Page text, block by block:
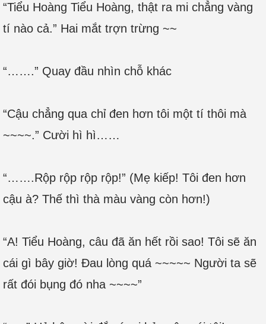
“Tiểu Hoàng Tiểu Hoàng, thật ra mi chẳng vàng
tí nào cả.” Hai mắt trợn trừng ~~
“…….” Quay đầu nhìn chỗ khác
“Cậu chẳng qua chỉ đen hơn tôi một tí thôi mà
~~~~.” Cười hì hì……
“…….Rộp rộp rộp rộp!” (Mẹ kiếp! Tôi đen hơn
cậu à? Thế thì thà màu vàng còn hơn!)
“A! Tiểu Hoàng, câu đã ăn hết rồi sao! Tôi sẽ ăn
cái gì bây giờ! Đau lòng quá ~~~~~ Người ta sẽ
rất đói bụng đó nha ~~~~”